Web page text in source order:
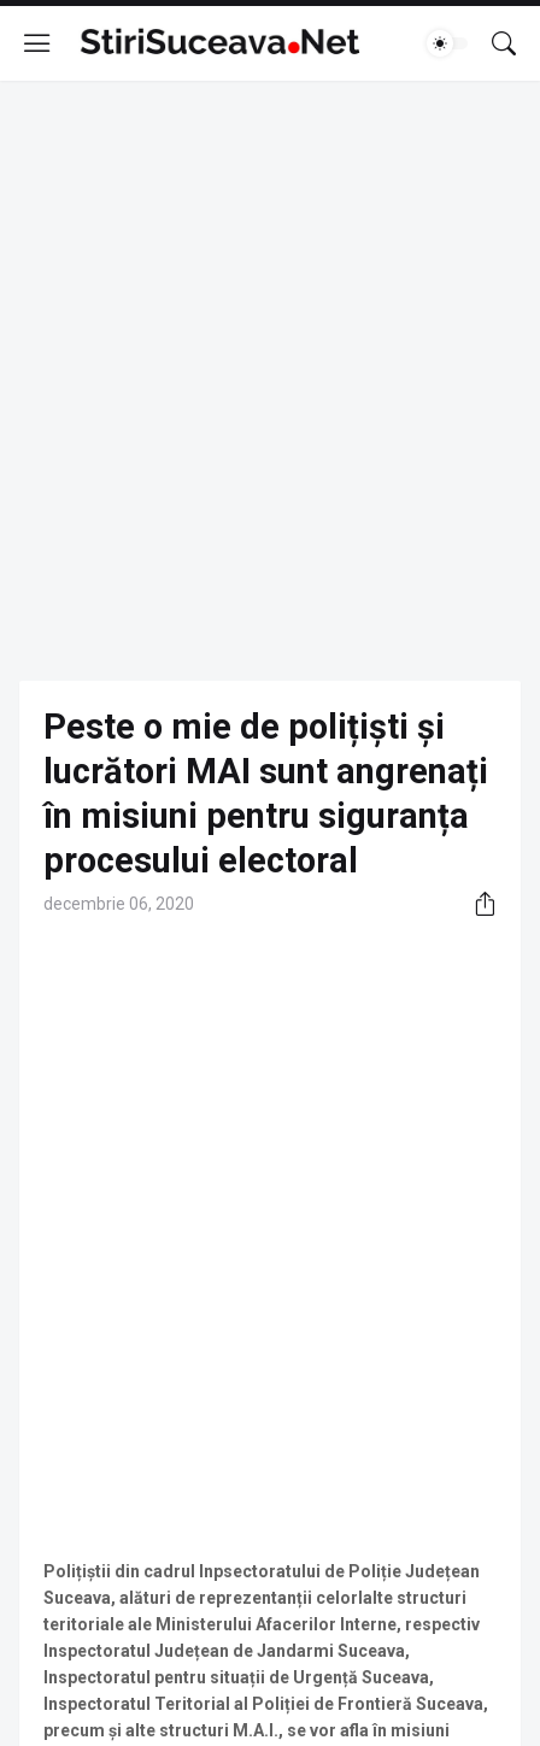
Peste o mie de polițiști și
lucrători MAI sunt angrenați
în misiuni pentru siguranța
procesului electoral
decembrie 06, 2020
Polițiștii din cadrul Inpsectoratului de Poliție Județean
Suceava, alături de reprezentanții celorlalte structuri
teritoriale ale Ministerului Afacerilor Interne, respectiv
Inspectoratul Județean de Jandarmi Suceava,
Inspectoratul pentru situații de Urgență Suceava,
Inspectoratul Teritorial al Poliției de Frontieră Suceava,
precum și alte structuri M.A.I., se vor afla în misiuni